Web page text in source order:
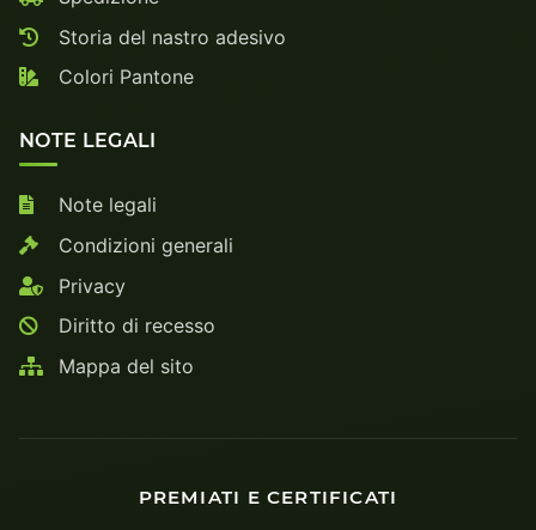
Storia del nastro adesivo
Colori Pantone
NOTE LEGALI
Note legali
Condizioni generali
Privacy
Diritto di recesso
Mappa del sito
PREMIATI E CERTIFICATI